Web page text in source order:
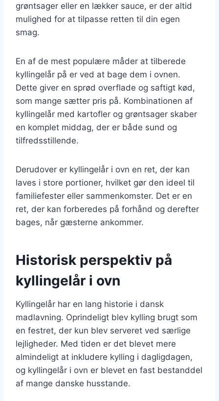
grøntsager eller en lækker sauce, er der altid
mulighed for at tilpasse retten til din egen
smag.
En af de mest populære måder at tilberede
kyllingelår på er ved at bage dem i ovnen.
Dette giver en sprød overflade og saftigt kød,
som mange sætter pris på. Kombinationen af
kyllingelår med kartofler og grøntsager skaber
en komplet middag, der er både sund og
tilfredsstillende.
Derudover er kyllingelår i ovn en ret, der kan
laves i store portioner, hvilket gør den ideel til
familiefester eller sammenkomster. Det er en
ret, der kan forberedes på forhånd og derefter
bages, når gæsterne ankommer.
Historisk perspektiv på
kyllingelår i ovn
Kyllingelår har en lang historie i dansk
madlavning. Oprindeligt blev kylling brugt som
en festret, der kun blev serveret ved særlige
lejligheder. Med tiden er det blevet mere
almindeligt at inkludere kylling i dagligdagen,
og kyllingelår i ovn er blevet en fast bestanddel
af mange danske husstande.